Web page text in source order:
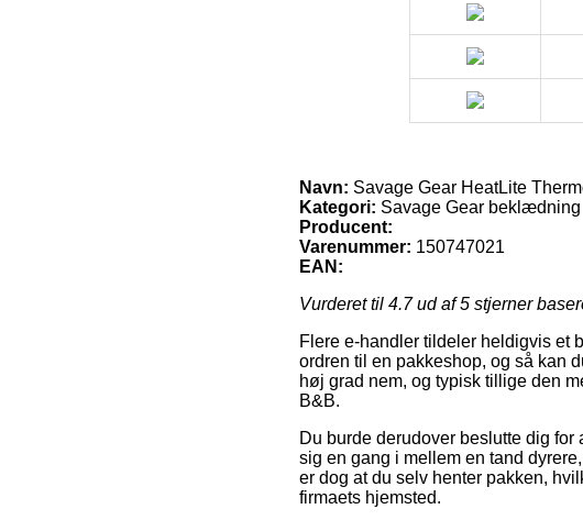
Navn: Savage Gear HeatLite
Kategori: Savage Gear beklædning
Producent:
Varenummer: 150747021
EAN:
Vurderet til 4.7ud af 5 stjerner
Flere e-handler tildeler heldigvis et
ordren til en pakkeshop, og så kan
høj grad nem, og typisk tillige den
B&B.
Du burde derudover beslutte dig
sig en gang i mellem en tand
er dog at du selv henter pakken,
firmaets hjemsted.